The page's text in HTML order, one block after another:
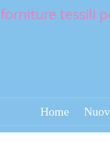
forniture tessili
Home